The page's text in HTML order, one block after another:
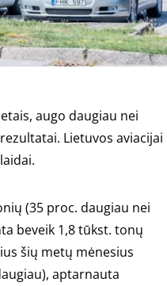
augo daugiau nei
Lietuvos aviacijai
(35 proc. daugiau nei
beveik 1,8 tūkst. tonų
šių metų mėnesius
aptarnauta